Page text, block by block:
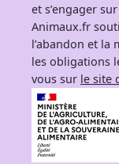
et s’engager
Animaux.fr
l’abandon et la
les obligations
vous sur le site